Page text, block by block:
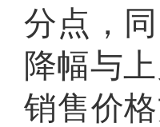
分点，
降幅与
销售价